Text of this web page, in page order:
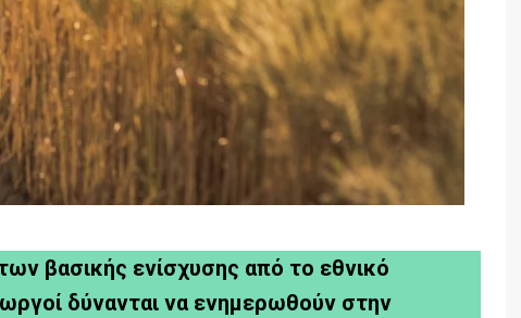
βασικής ενίσχυσης από το εθνικό
δύνανται να ενημερωθούν στην